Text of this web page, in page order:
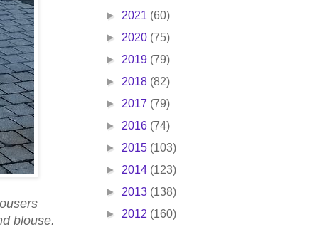
blouse.
► 2021 (60)
► 2020 (75)
► 2019 (79)
► 2018 (82)
► 2017 (79)
► 2016 (74)
► 2015 (103)
► 2014 (123)
► 2013 (138)
► 2012 (160)